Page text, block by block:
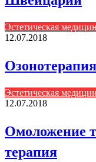
Эстетическая
12.07.2018
Эстетическая
12.07.2018
Омоложение
терапия